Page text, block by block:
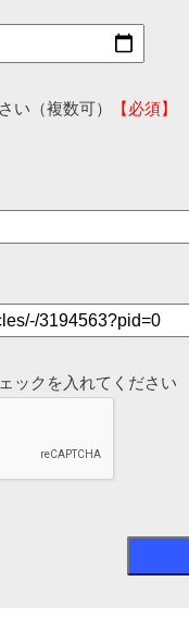
い（複数可）
【必須】
ックを入れてください